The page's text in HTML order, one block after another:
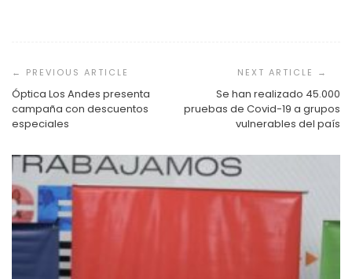
de
entradas
Óptica Los Andes presenta
campaña con descuentos
especiales
Se han realizado 45.000
pruebas de Covid-19 a grupos
vulnerables del país